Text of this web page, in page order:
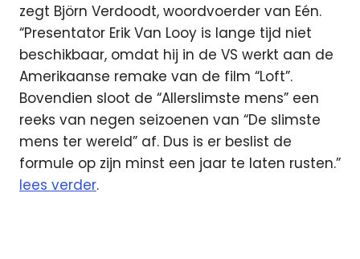
zegt Björn Verdoodt, woordvoerder van Eén.
“Presentator Erik Van Looy is lange tijd niet
beschikbaar, omdat hij in de VS werkt aan de
Amerikaanse remake van de film “Loft”.
Bovendien sloot de “Allerslimste mens” een
reeks van negen seizoenen van “De slimste
mens ter wereld” af. Dus is er beslist de
formule op zijn minst een jaar te laten rusten.”
lees verder.